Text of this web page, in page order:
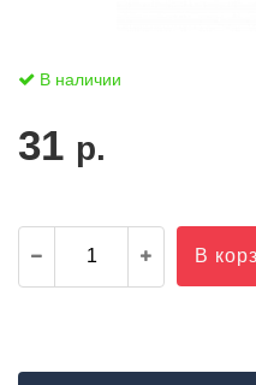
В наличии
31 р.
В